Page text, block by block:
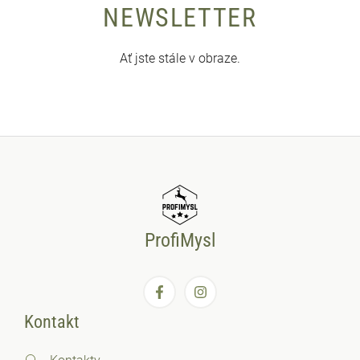
NEWSLETTER
Ať jste stále v obraze.
ProfiMysl
Kontakt